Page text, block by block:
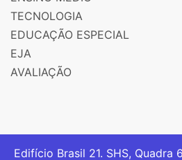
TECNOLOGIA
EDUCAÇÃO ESPECIAL
EJA
AVALIAÇÃO
Edifício Brasil 21. SHS, Quadra